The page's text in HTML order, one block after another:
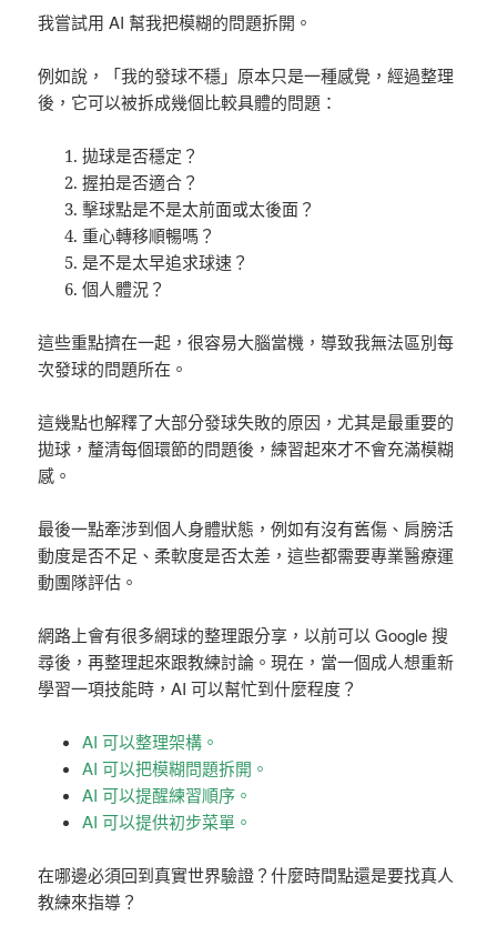
我嘗試用 AI 幫我把模糊的問題拆開。
例如說，「我的發球不穩」原本只是一種感覺，經過整理
後，它可以被拆成幾個比較具體的問題：
拋球是否穩定？
握拍是否適合？
擊球點是不是太前面或太後面？
重心轉移順暢嗎？
是不是太早追求球速？
個人體況？
這些重點擠在一起，很容易大腦當機，導致我無法區別每
次發球的問題所在 。
這幾點也解釋了大部分發球失敗的原因，尤其是最重要的
拋球，釐清每個環節的問題後，練習起來才不會充滿模糊
感。
最後一點牽涉到個人身體狀態，例如有沒有舊傷、肩膀活
動度是否不足、柔軟度是否太差，這些都需要專業醫療運
動團隊評估。
網路上會有很多網球的整理跟分享，以前可以 Google 搜
尋後，再整理起來跟教練討論。現在，當一個成人想重新
學習一項技能時，AI 可以幫忙到什麼程度？
AI 可以整理架構。
AI 可以把模糊問題拆開。
AI 可以提醒練習順序。
AI 可以提供初步菜單。
在哪邊必須回到真實世界驗證？什麼時間點還是要找真人
教練來指導？